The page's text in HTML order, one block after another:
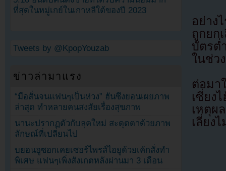
อย่าง
ถูกยก
บัตรต่
ในช่ว
ต่อมา
เซี่ยง
เหตุผ
เลี่ยง
ที่สุดในหมู่เกย์ในเกาหลีใต้ของปี 2023
Tweets by @KpopYouzab
ข่าวล่ามาแรง
“มือสั่นจนแฟนๆเป็นห่วง” ฮันซึงยอนเผยภาพ
ล่าสุด ทำหลายคนสงสัยเรื่องสุขภาพ
นานะปรากฏตัวกับลุคใหม่ สะดุดตาด้วยภาพ
ลักษณ์ที่เปลี่ยนไป
บยอนอูซอกเคยเซอร์ไพรส์ไอยูด้วยเค้กสั่งทำ
พิเศษ แฟนๆเพิ่งสังเกตหลังผ่านมา 3 เดือน